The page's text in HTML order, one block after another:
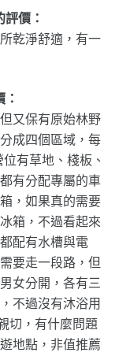
價：
乾淨舒適，有一
又保有原始林野
成四個區域，每
有草地、棧板、
有分配專屬的車
，如果真的需要
箱，不過看起來
配有水槽與電
要走一段路，但
女分開，各有三
不過沒有沐浴用
切，有什麼問題
地點，非值推薦